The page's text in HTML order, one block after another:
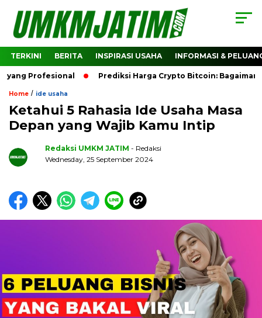
TERKINI BERITA INSPIRASI USAHA INFORMASI &
Prediksi Harga Crypto Bitcoin: Bagaimana
Home / ide usaha
Ketahui 5 Rahasia Ide Usaha Masa
Depan yang Wajib Kamu Intip
Redaksi UMKM JATIM - Redaksi
Wednesday, 25 September 2024